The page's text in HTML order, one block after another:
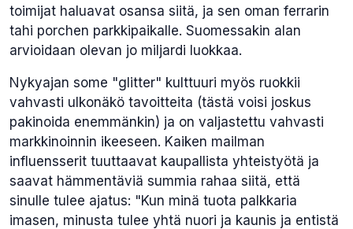
toimijat haluavat osansa siitä, ja sen oman ferrarin
tahi porchen parkkipaikalle. Suomessakin alan
arvioidaan olevan jo miljardi luokkaa.
Nykyajan some "glitter" kulttuuri myös ruokkii
vahvasti ulkonäkö tavoitteita (tästä voisi joskus
pakinoida enemmänkin) ja on valjastettu vahvasti
markkinoinnin ikeeseen. Kaiken mailman
influensserit tuuttaavat kaupallista yhteistyötä ja
saavat hämmentäviä summia rahaa siitä, että
sinulle tulee ajatus: "Kun minä tuota palkkaria
imasen, minusta tulee yhtä nuori ja kaunis ja entistä